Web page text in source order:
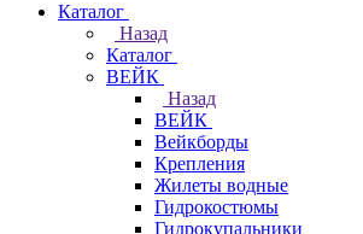
Каталог
Назад
Каталог
ВЕЙК
Назад
ВЕЙК
Вейкборды
Крепления
Жилеты водные
Гидрокостюмы
Гидрокупальники